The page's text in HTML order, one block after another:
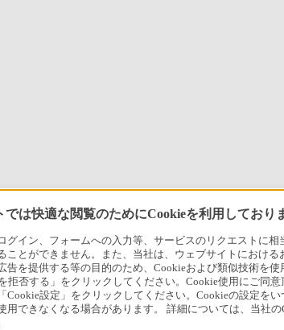
は快適な閲覧のためにCookieを利用しており
グイン、フォームへの入力等、サービスのリクエストに
ことができません。また、当社は、ウェブサイトにおけ
告を提供する等の目的のため、Cookieおよび類似技術を
拒否する」をクリックしてください。Cookie使用にご同
Cookie設定」をクリックしてください。Cookieの設定を
用できなくなる場合があります。 詳細については、当社